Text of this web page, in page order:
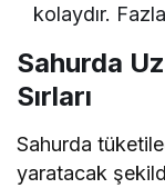
kolaydır.
Sahurda
Sırları
Sahurda
yaratacak